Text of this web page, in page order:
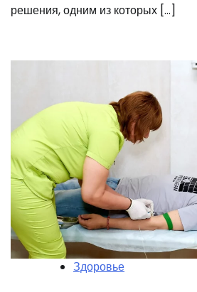
решения, одним из которых […]
Здоровье